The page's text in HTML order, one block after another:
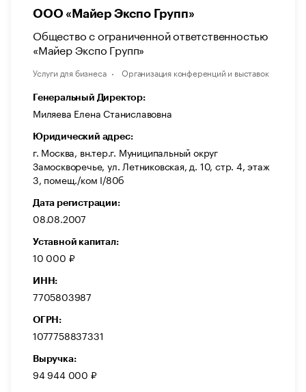
ООО «Майер Экспо Групп»
Общество с ограниченной ответственностью
«Майер Экспо Групп»
Услуги для бизнеса Организация конференций и выставок
Генеральный Директор:
Миляева Елена Станиславовна
Юридический адрес:
г. Москва, вн.тер.г. Муниципальный округ
Замоскворечье, ул. Летниковская, д. 10, стр. 4, этаж
3, помещ./ком I/80б
Дата регистрации:
08.08.2007
Уставной капитал:
10 000 ₽
ИНН:
7705803987
ОГРН:
1077758837331
Выручка:
94 944 000 ₽